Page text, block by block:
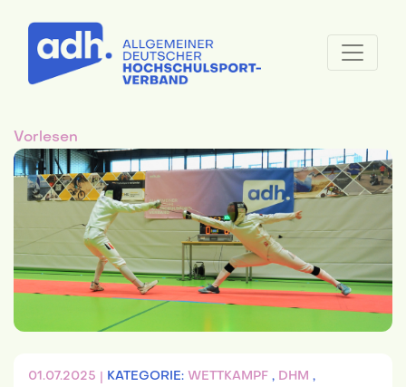
Vorlesen
01.07.2025 | KATEGORIE: WETTKAMPF , DHM ,